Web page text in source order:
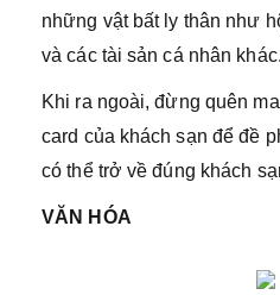
những vật bất ly thân như
và các tài sản cá nhân khác.
Khi ra ngoài, đừng quên
card của khách sạn để đề
có thể trở về đúng khách
VĂN HÓA